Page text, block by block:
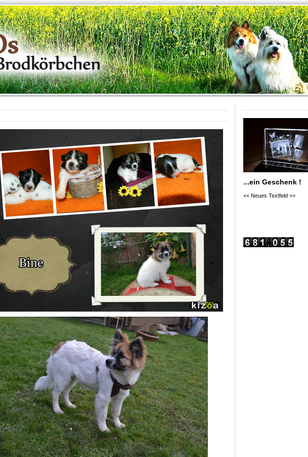
...ein Geschenk !
<< Neues Textfeld >>